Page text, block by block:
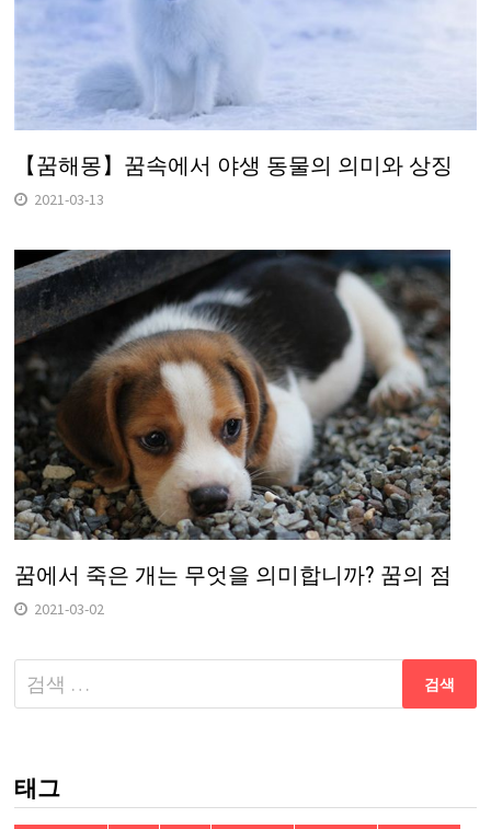
【꿈해몽】꿈속에서 야생 동물의 의미와 상징
2021-03-13
꿈에서 죽은 개는 무엇을 의미합니까? 꿈의 점
2021-03-02
다
음
태그